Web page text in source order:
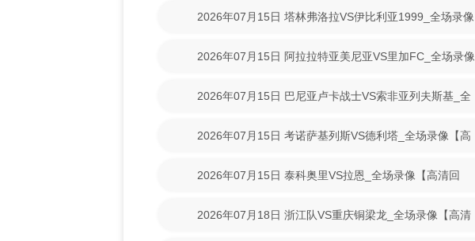
2026年07月15日 塔林弗洛拉VS伊比利亚1999_全场录像
2026年07月15日 阿拉拉特亚美尼亚VS里加FC_全场录像
2026年07月15日 巴尼亚卢卡战士VS索非亚列夫斯基_全
场录像【高清回放】
2026年07月15日 考诺萨基列斯VS德利塔_全场录像【高
2026年07月15日 泰科奥里VS拉恩_全场录像【高清回
2026年07月18日 浙江队VS重庆铜梁龙_全场录像【高清